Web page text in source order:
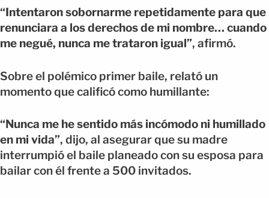
“Intentaron sobornarme repetidamente para que
renunciara a los derechos de mi nombre… cuando
me negué, nunca me trataron igual”, afirmó.
Sobre el polémico primer baile, relató un
momento que calificó como humillante:
“Nunca me he sentido más incómodo ni humillado
en mi vida”, dijo, al asegurar que su madre
interrumpió el baile planeado con su esposa para
bailar con él frente a 500 invitados.